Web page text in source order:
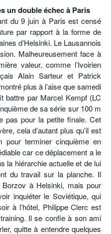
un double échec à Paris
du 9 juin à Paris est censé
par rapport à la forme de
d’Helsinki. Le Lausannois
Malheureusement face à
valeur, comme l’Ivoirien
Alain Sarteur et Patrick
plus à l’aise que samedi
battre par Marcel Kempf (LC
de sa série sur 100 m
pas pour la petite finale. Cet
cela d’autant plus qu’il est
pour terminer cinquième en
car ce déplacement a le
la hiérarchie actuelle et de lui
du travail sur la planche. Il
à Helsinki, mais pour
inquiéter le Soviétique, qui
à l’hôtel, Philippe Clerc est
Il se confie à son ami
quitte à entendre quelques